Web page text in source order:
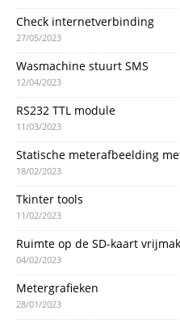
Check internetverbinding
27/05/2023
Wasmachine stuurt SMS
12/04/2023
RS232 TTL module
11/03/2023
Statische meterafbeelding
18/02/2023
Tkinter tools
11/02/2023
Ruimte op de SD-kaart
04/02/2023
Metergrafieken
28/01/2023